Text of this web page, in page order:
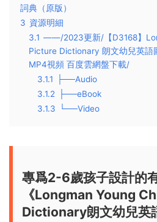
詞典（原版）
3 資源明細
3.1 ——/2023更新/【D3168】
Picture Dictionary 朗文幼兒英語
MP4視頻 百度雲網盤下載/
3.1.1
├──Audio
3.1.2
├──eBook
3.1.3
└──Video
專爲2-6歲孩子設計的
《Longman Young
Dictionary朗文幼兒英